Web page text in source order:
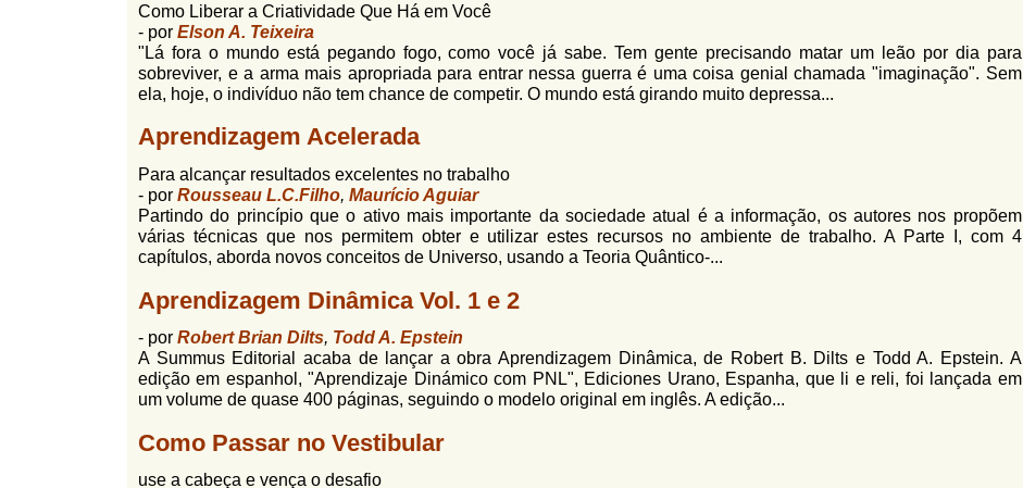
Como Liberar a Criatividade Que Há em Você
- por Elson A. Teixeira
"Lá fora o mundo está pegando fogo, como você já sabe. Tem gente precisando matar um leão por dia para
sobreviver, e a arma mais apropriada para entrar nessa guerra é uma coisa genial chamada "imaginação". Sem
ela, hoje, o indivíduo não tem chance de competir. O mundo está girando muito depressa...
Aprendizagem Acelerada
Para alcançar resultados excelentes no trabalho
- por Rousseau L.C.Filho, Maurício Aguiar
Partindo do princípio que o ativo mais importante da sociedade atual é a informação, os autores nos propõem
várias técnicas que nos permitem obter e utilizar estes recursos no ambiente de trabalho. A Parte I, com 4
capítulos, aborda novos conceitos de Universo, usando a Teoria Quântico-...
Aprendizagem Dinâmica Vol. 1 e 2
- por Robert Brian Dilts, Todd A. Epstein
A Summus Editorial acaba de lançar a obra Aprendizagem Dinâmica, de Robert B. Dilts e Todd A. Epstein. A
edição em espanhol, "Aprendizaje Dinámico com PNL", Ediciones Urano, Espanha, que li e reli, foi lançada em
um volume de quase 400 páginas, seguindo o modelo original em inglês. A edição...
Como Passar no Vestibular
use a cabeça e vença o desafio